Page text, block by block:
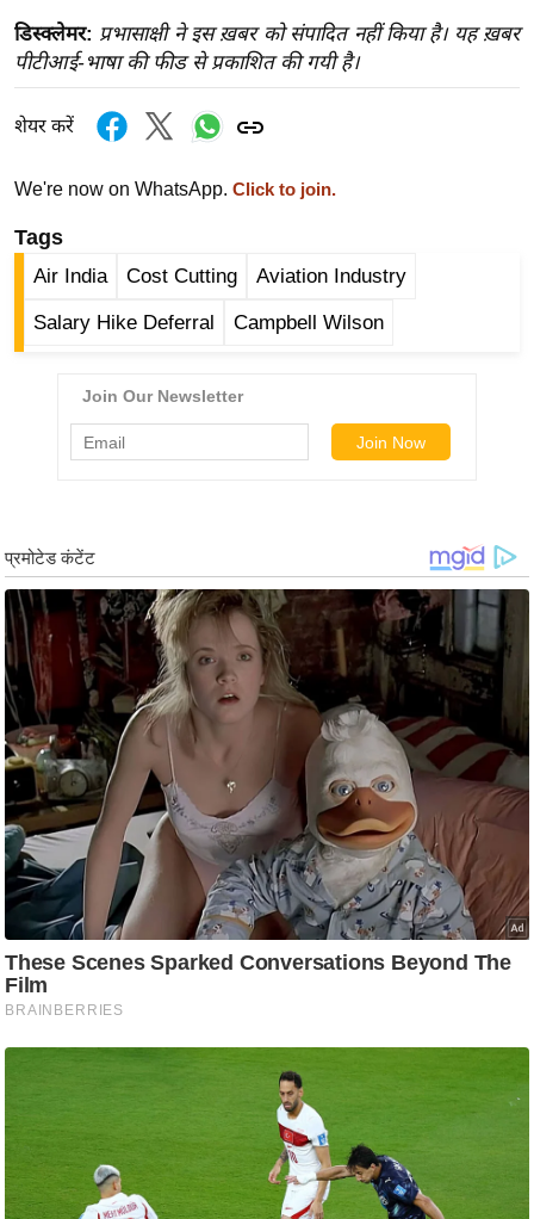
त
ऑ
व
ज
ब्री
म
त
बॉ
ली
वु
ड
हॉ
ली
वु
ड
फि
ल्म
मी
क्षा
B
r
n
डिस्क्लेमर: प्रभासाक्षी ने इस ख़बर को संपादित नहीं किया है। यह ख़बर
पीटीआई-भाषा की फीड से प्रकाशित की गयी है।
शेयर करें
We're now on WhatsApp. Click to join.
Tags
Air India Cost Cutting Aviation Industry
Salary Hike Deferral Campbell Wilson